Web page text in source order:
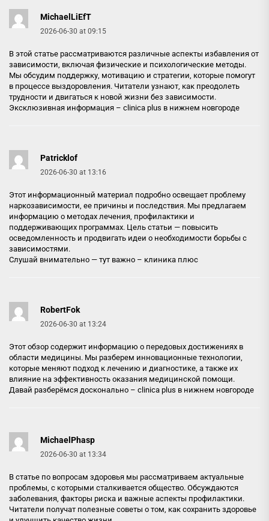
MichaelLiEfT
2026-06-30 at 09:15
В этой статье рассматриваются различные аспекты избавления от
зависимости, включая физические и психологические методы.
Мы обсудим поддержку, мотивацию и стратегии, которые помогут
в процессе выздоровления. Читатели узнают, как преодолеть
трудности и двигаться к новой жизни без зависимости.
Эксклюзивная информация – clinica plus в нижнем новгороде
Patricklof
2026-06-30 at 13:16
Этот информационный материал подробно освещает проблему
наркозависимости, ее причины и последствия. Мы предлагаем
информацию о методах лечения, профилактики и
поддерживающих программах. Цель статьи — повысить
осведомленность и продвигать идеи о необходимости борьбы с
зависимостями.
Слушай внимательно — тут важно – клиника плюс
RobertFok
2026-06-30 at 13:24
Этот обзор содержит информацию о передовых достижениях в
области медицины. Мы разберем инновационные технологии,
которые меняют подход к лечению и диагностике, а также их
влияние на эффективность оказания медицинской помощи.
Давай разберёмся досконально – clinica plus в нижнем новгороде
MichaelPhasp
2026-06-30 at 13:34
В статье по вопросам здоровья мы рассматриваем актуальные
проблемы, с которыми сталкивается общество. Обсуждаются
заболевания, факторы риска и важные аспекты профилактики.
Читатели получат полезные советы о том, как сохранить здоровье